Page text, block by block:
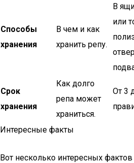
Способы
хранения
В чем и как
хранить репу.
В
или
Срок
хранения
Как долго
репа может
храниться.
От 3
Интересные факты
Вот несколько интересных